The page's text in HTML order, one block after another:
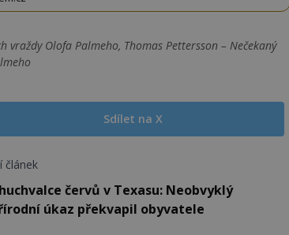
vraždy Olofa Palmeho, Thomas Pettersson – Nečekaný
Sdílet na X
článek
červů v Texasu: Neobvyklý
úkaz překvapil obyvatele